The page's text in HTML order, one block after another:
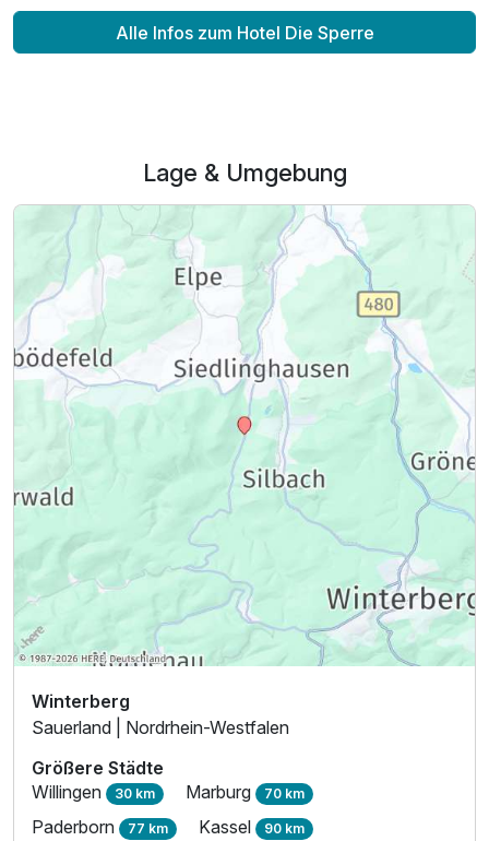
Alle Infos zum Hotel Die Sperre
Lage & Umgebung
Winterberg
Sauerland | Nordrhein-Westfalen
Größere Städte
Willingen 30 km Marburg 70 km
Paderborn 77 km Kassel 90 km